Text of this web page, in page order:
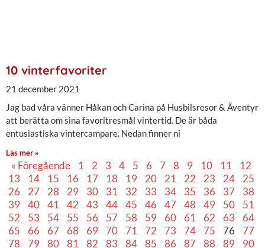
10 vinterfavoriter
21 december 2021
Jag bad våra vänner Håkan och Carina på Husbilsresor & Äventyr
att berätta om sina favoritresmål vintertid. De är båda
entusiastiska vintercampare. Nedan finner ni
Läs mer »
« Föregående 1 2 3 4 5 6 7 8 9 10 11
12
13
14 15 16 17 18 19 20 21 22 23 24
25
26
27 28 29 30 31 32 33 34 35 36 37
38
39
40 41 42 43 44 45 46 47 48 49 50
51
52
53 54 55 56 57 58 59 60 61 62 63
64
65
66 67 68 69 70 71 72 73 74 75 76
77
78
79 80 81 82 83 84 85 86 87 88 89 90